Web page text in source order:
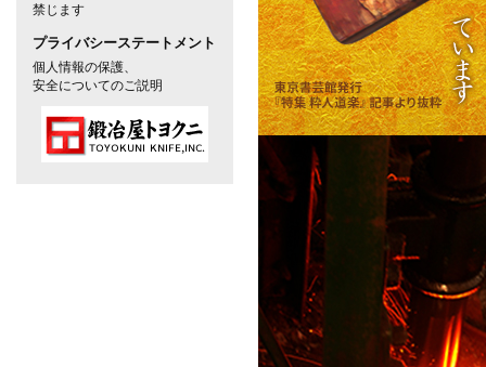
禁じます
プライバシーステートメント
個人情報の保護、
安全についてのご説明